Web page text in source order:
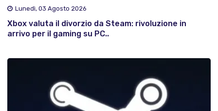
Lunedì, 03 Agosto 2026
Xbox valuta il divorzio da Steam: rivoluzione in
arrivo per il gaming su PC..